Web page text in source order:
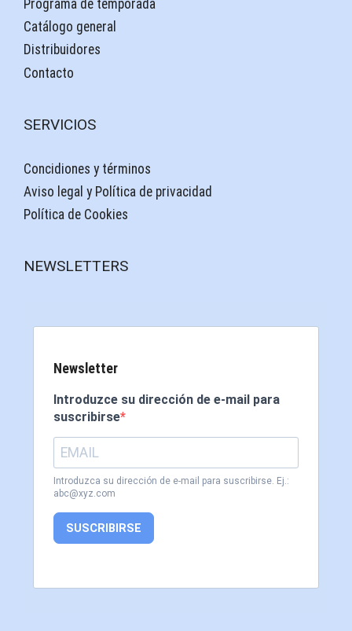
Programa de temporada
Catálogo general
Distribuidores
Contacto
SERVICIOS
Concidiones y términos
Aviso legal y Política de privacidad
Política de Cookies
NEWSLETTERS
Newsletter
Introduzce su dirección de e-mail para
suscribirse
Introduzca su dirección de e-mail para suscribirse. Ej.:
abc@xyz.com
SUSCRIBIRSE